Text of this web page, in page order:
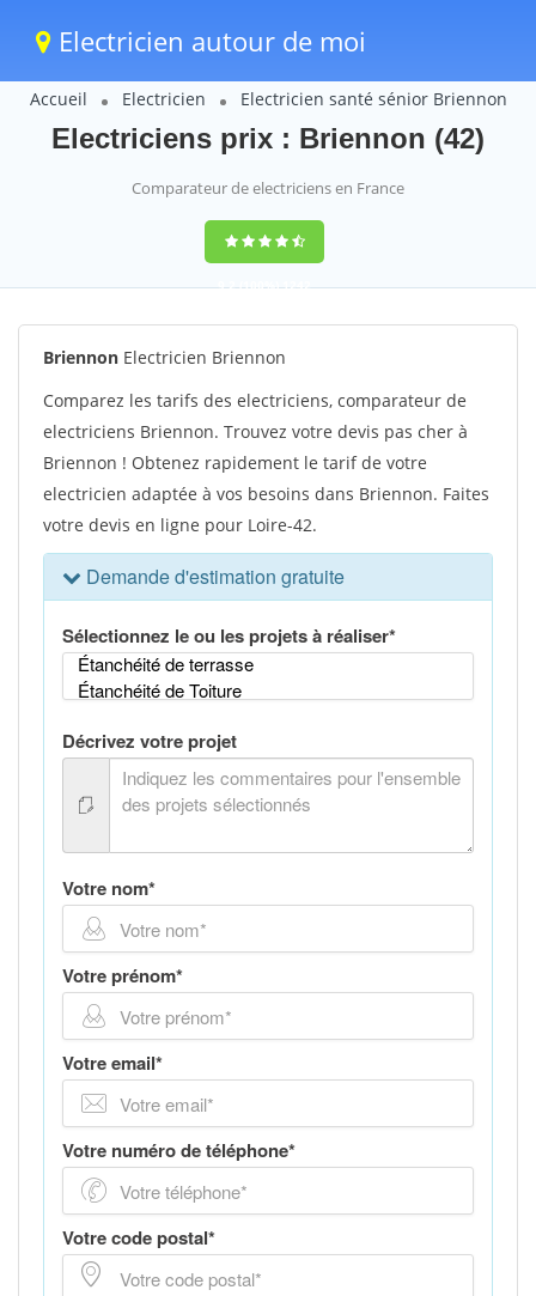
Electricien autour de moi
Accueil Electricien Electricien santé sénior Briennon
Electriciens prix : Briennon (42)
Comparateur de electriciens en France
9,2(100%)1242
votes
Briennon Electricien Briennon
Comparez les tarifs des electriciens, comparateur de
electriciens Briennon. Trouvez votre devis pas cher à
Briennon ! Obtenez rapidement le tarif de votre
electricien adaptée à vos besoins dans Briennon. Faites
votre devis en ligne pour Loire-42.